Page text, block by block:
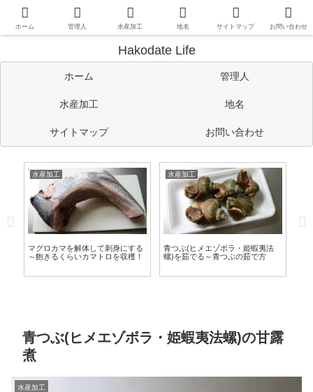
ています。
Hakodate Life
ホーム 管理人
水産加工 地名
サイトマップ お問い合わせ
水産加工
マグロカマを解体して刺身にする
～飽きるくらいカマトロを収穫！
水産加工
青つぶ(ヒメエゾボラ・姫蝦夷法
螺)を茹でる～青つぶの茹で方
青つぶ(ヒメエゾボラ・姫蝦夷法螺)の甘露
煮
水産加工
ホーム 管理人 水産加工 地名 サイトマップ お問い合わせ